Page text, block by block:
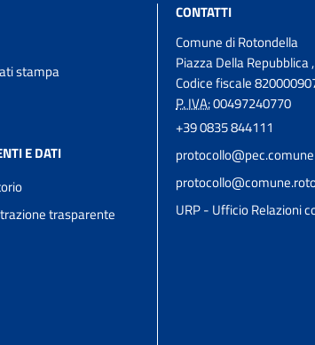
stampa
E DATI
trasparente
CONTATTI
Comune di Rotondella
Piazza Della Repubblica
Codice fiscale
P. IVA:00497240770
+39 0835 844111
URP - Ufficio Relazioni